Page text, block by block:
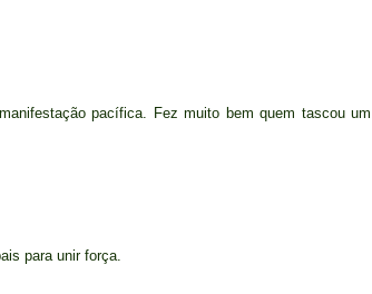
pacífica. Fez muito bem quem tascou um
para unir força.